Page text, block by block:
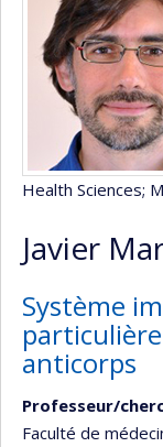
Health Sciences;
Javier
Système
anticorps
Professeur/
Faculté de